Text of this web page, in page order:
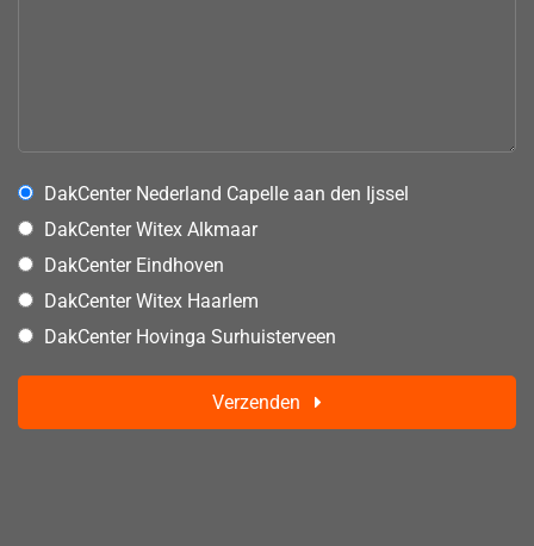
DakCenter Nederland Capelle aan den Ijssel
DakCenter Witex Alkmaar
DakCenter Eindhoven
DakCenter Witex Haarlem
DakCenter Hovinga Surhuisterveen
Verzenden